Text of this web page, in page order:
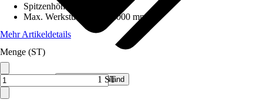
Verkauf durch: Hecht Deutschland
Spitzenhöhe
Max. Werkstücklänge
1.000 mm
Mehr Artikeldetails
Menge (ST)
1 ST